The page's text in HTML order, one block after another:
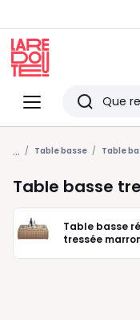
Menu
Redoute
Derniers
articles
vus
... Table basse Table
Table basse
Table basse
tressée